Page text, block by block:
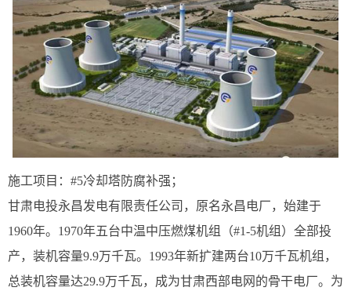
施工项目：#5冷却塔防腐补强；
甘肃电投永昌发电有限责任公司，原名永昌电厂，始建于
1960年。1970年五台中温中压燃煤机组（#1-5机组）全部投
产，装机容量9.9万千瓦。1993年新扩建两台10万千瓦机组，
总装机容量达29.9万千瓦，成为甘肃西部电网的骨干电厂。为